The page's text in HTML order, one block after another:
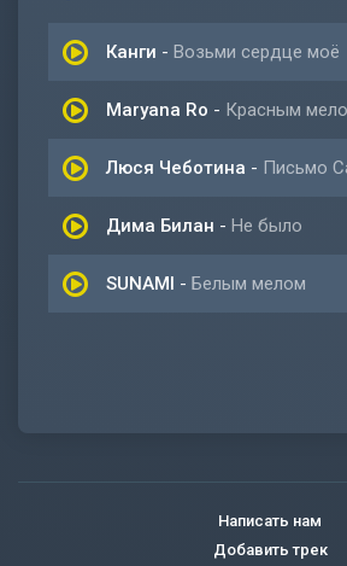
Канги - Возьми сердце моё
Maryana Ro - Красным
Люся Чеботина - Письмо
Дима Билан - Не было
SUNAMI - Белым мелом
Написать нам
Добавить трек